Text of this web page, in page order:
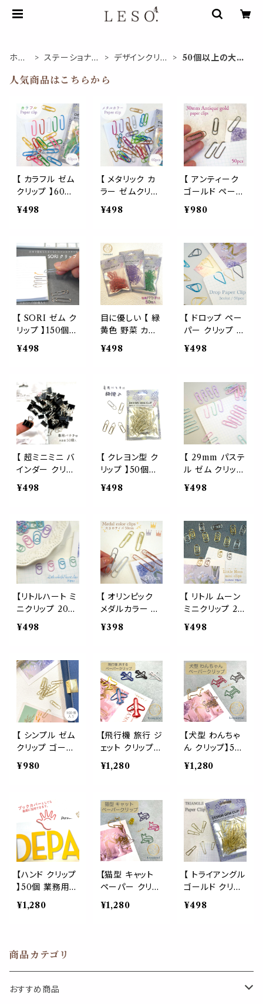
ホー
ステーショナリ
デザインクリッ
50個以上の大容
人気商品はこちらから
【 カラフル ゼム
クリップ 】60個
入 アソート ペ
ーパー 新聞 雑
納 可能 文房具
ゼム クリップ バ
インダー オフィ
ス 学校 会社 筆
記用具 事務 用
品 文具 雑貨 お
しゃれ かわいい
デスク アイテム
リーン イエロー
¥498
【 メタリック カ
ラー ゼムクリッ
プ 】60個入 アソ
ート ペーパー
資料 収納 可能
文房具 ゼム ク
リップ バインダ
ー オフィス 学校
会社 筆記用具
事務 用品 文具
雑貨 おしゃれ
かわいい デスク
ー ゴールド ピン
ンジ
¥498
【 アンティーク
ゴールド ペーパ
ークリップ 30m
m ( ベーシック
ンプル ペーパー
アイテム 文具
ステーショナリ
ー クラシック ヴ
ィンテージ ノス
タルジック 資料
事務 作業 オフ
ィス ラッピング
ッピング 学校 文
¥980
【 SORI ゼム ク
リップ 】150個入
り シルバー 反り
ソリ 片手 事務
類 楽 ストレス
フリー イライラ
解消 時短 日常
シンプル 大容量
手帳 ステーショ
ナリー デスク ア
イテム
¥498
目に優しい 【 緑
黄色 野菜 カラ
ー ペーパー ク
リップ 】 50個
ピーマン 管理
栄養士 シェフ
厨房 事務 用品
文房具 オフィス
ラッピング 手紙
メッセージ カー
ド 資料
¥498
【 ドロップ ペー
パー クリップ 】5
0個入 大容量
選べるカラー ブ
ラック ゼム デス
ク アイテム 結
婚式 披露宴 ラ
ッピング ギフト
手帳 手紙 メッ
セージ カード
ステーショナリ
ー モチーフ 雫
可愛い オフィス
¥498
【 超ミニミニ バ
インダー クリッ
プ 】大容量 50
個 黒色 書類 デ
パー A4 文具
先生 勉強 資料
お菓子 袋とじ
歯磨き粉 ポテチ
チョコ 母 父 プ
レゼント ギフト
¥498
【 クレヨン型 ク
リップ 】50個入
り シルバー ペ
ーパー ゼム 勉
品 オフィス デス
ク 学校 大学 塾
ポイント アクセ
サリー ブック マ
ーカー 読書 栞
A4 用紙 文房具
¥498
【 29mm パステ
ル ゼム クリップ
】50個入り 選べ
る 3色 ピンク ブ
ペーパー デスク
文房具 事務用
品 シンプル 大
容量 結婚式 披
露宴 プロフィー
ル ブック 淡い
パウチ 便利 ブッ
クマーカー バイ
名刺 席札 勉強
¥498
【リトルハート ミ
ニクリップ 20m
m】パステルカラ
ー カラフル 50
文房具 事務用
品 ペーパークリ
ップ バインダー
ブックマーカー
手紙 オフィス ギ
フト 大容量 可
愛い ステーショ
ナリー デザイン
フ 淡い ラッピン
¥498
【 オリンピック
メダルカラー ク
リップ 50mm 】
20個入り 選べ
ルド シルバー ブ
ロンズ ピンクゴ
ールド 大きめ
ゼムクリップ メ
タリック 文房具
事務用品 ブック
マーク 資料 名
刺 バインダー オ
付箋 ラッピング
¥398
【 リトル ムーン
ミニクリップ 20
mm 】50個 選
べる2カラー ゴ
ゼムクリップ 事
務用品 三日月
月モチーフ 女性
ルナ ペーパーク
リップ ペーパー
アイテム 夜 空
メタリック メッセ
ージカード ラッ
ーク 資料 勉強
¥498
【 シンプル ゼム
クリップ ゴール
ド 28mm 】100
個 細身 大容量
事務用品 文房
具 かわいい メ
タリック ブック
マーカー 勉強
バインダー ペー
パー オフィス
¥980
【飛行機 旅行 ジ
ェット クリップ】
50個入 業務用
空港 航空 文房
ム ギフト 装飾
おしゃれ かわい
い スチュアーデ
ス パイロット ゼ
ムクリップ
¥1,280
【犬型 わんちゃ
ん クリップ】50
個入 業務用 ド
ッグ ワン 文房具
デスクアイテム
ギフト 装飾 おし
ゃれ かわいい
ステーショナリ
ー ゼムクリップ
¥1,280
【ハンド クリップ
】50個 業務用
バラエティー パ
ック 手 指 形 マ
た 禁止 じゃんけ
ん パー 文房具
カラー ゼム バイ
ンダー オフィス
¥1,280
【猫型 キャット
ペーパー クリッ
プ】50個入 業務
用 ねこ 猫 文房
い ステーショナ
¥1,280
【 トライアングル
ゴールド クリッ
プ 】 50個 お洒
落 スタイル イン
やか デスク ゼ
ム バインダー 文
¥498
商品カテゴリ
おすすめ商品